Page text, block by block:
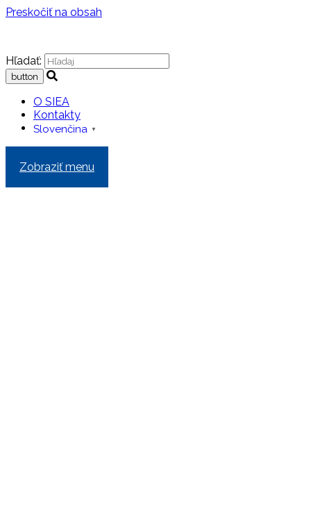
Preskočiť na obsah
Hľadať:
O SIEA
Kontakty
Slovenčina ▼
Zobraziť menu